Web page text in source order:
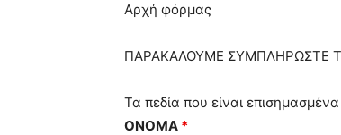
Αρχή φόρμας
ΠΑΡΑΚΑΛΟΥΜΕ ΣΥΜΠΛΗΡΩΣΤΕ
Τα πεδία που είναι
ΟΝΟΜΑ *